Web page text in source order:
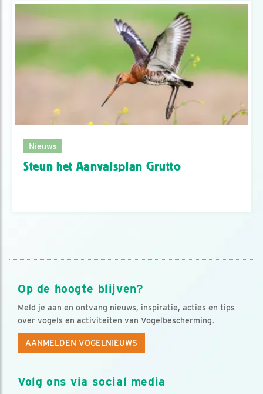
Nieuws
Steun het Aanvalsplan Grutto
Op de hoogte blijven?
Meld je aan en ontvang nieuws, inspiratie, acties en tips
over vogels en activiteiten van Vogelbescherming.
AANMELDEN VOGELNIEUWS
Volg ons via social media